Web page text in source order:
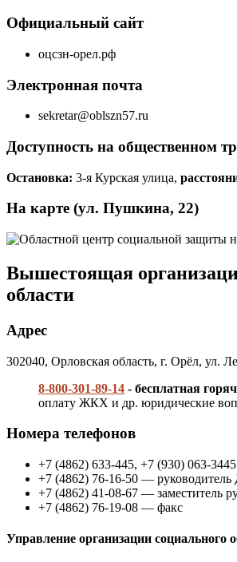
Официальный сайт
оцсзн-орел.рф
Электронная почта
sekretar@oblszn57.ru
Доступность на общественном
Остановка: 3-я Курская улица,
На карте (ул. Пушкина, 22)
Вышестоящая
области
Адрес
302040, Орловская область, г. Орёл, ул.
8-800-301-89-14 - бесплатная
оплату ЖКХ и др. юридические
Номера телефонов
+7 (4862) 633-445, +7 (930) 063-
+7 (4862) 76-16-50 —
+7 (4862) 41-08-67 — заместитель
+7 (4862) 76-19-08 — факс
Управление организации социального